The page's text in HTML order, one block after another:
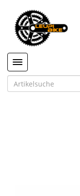
Toggle navigation